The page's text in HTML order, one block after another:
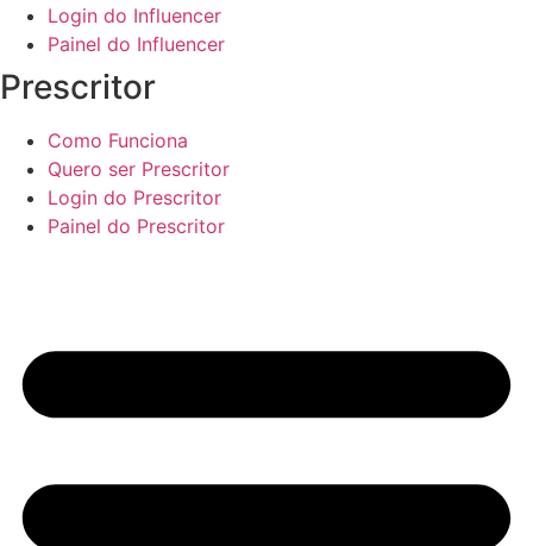
Login do Influencer
Painel do Influencer
Prescritor
Como Funciona
Quero ser Prescritor
Login do Prescritor
Painel do Prescritor